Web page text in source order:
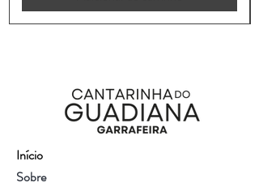
Início
Sobre